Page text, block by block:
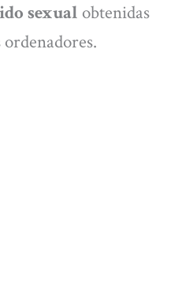
sexual obtenidas
ordenadores.